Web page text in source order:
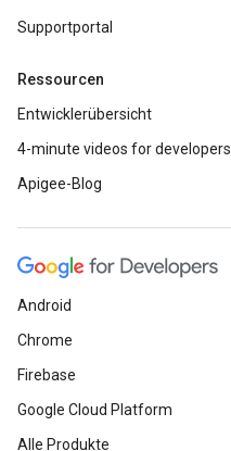
Supportportal
Ressourcen
Entwicklerübersicht
4-minute videos for developers
Apigee-Blog
Android
Chrome
Firebase
Google Cloud Platform
Alle Produkte